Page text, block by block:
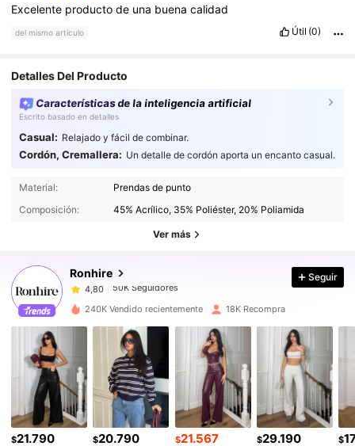
Excelente productode una buenacalidad
del mismo artículo Útil (0)
Detalles Del Producto
Características de la inteligencia artificial
Escrito basado en detalles
Casual: Relajado y fácil de combinar.
Cordón, Cremallera: Un detalle de cordón aporta un encanto casual.
Material:
Prendas de punto
Composición:
45% Acrílico, 35% Poliéster, 20% Poliamida
Ver más
Ronhire
50K Seguidores
4,80
50K Seguidores
c***a
pagóHace 1 día
4,80 50K Seguidores
4,80 50K Seguidores
4,80 50K Seguidores
Seguir
240K Vendido recientemente 18K Recompra
$21.790 $20.790 $21.567 $29.190 $